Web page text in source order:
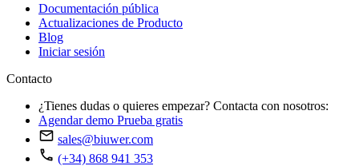
Documentación pública
Actualizaciones de Producto
Blog
Iniciar sesión
Contacto
¿Tienes dudas o quieres empezar? Contacta con nosotros:
Agendar demo Prueba gratis
sales@biuwer.com
(+34) 868 941 353